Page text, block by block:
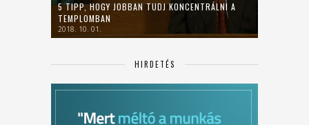
5 TIPP, HOGY JOBBAN TUDJ KONCENTRÁLNI A
TEMPLOMBAN
2018. 10. 01.
HIRDETÉS